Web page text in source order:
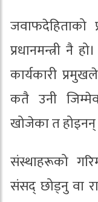
जवाफदेहिताको
प्रधानमन्त्री नै
कार्यकारी
कतै उनी
खोजेका त होइनन्
संस्थाहरूको
संसद् छोड्नु वा